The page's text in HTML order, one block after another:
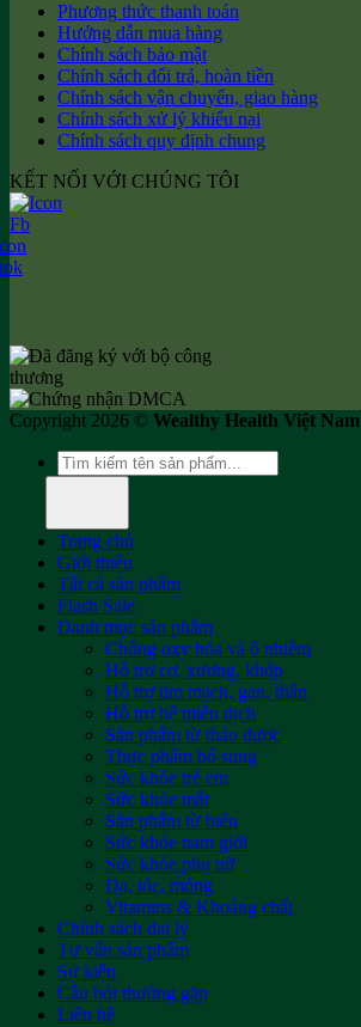
Phương thức thanh toán
Hướng dẫn mua hàng
Chính sách bảo mật
Chính sách đổi trả, hoàn tiền
Chính sách vận chuyển, giao hàng
Chính sách xử lý khiếu nại
Chính sách quy định chung
KẾT NỐI VỚI CHÚNG TÔI
Copyright 2026 © Wealthy Health Việt Nam
Tìm
kiếm:
Trang chủ
Giới thiệu
Tất cả sản phẩm
Flash Sale
Danh mục sản phẩm
Chống oxy hóa và ô nhiễm
Hỗ trợ cơ, xương, khớp
Hỗ trợ tim mạch, gan, thận
Hỗ trợ hệ miễn dịch
Sản phẩm từ thảo dược
Thực phẩm bổ sung
Sức khỏe trẻ em
Sức khỏe mắt
Sản phẩm từ biển
Sức khỏe nam giới
Sức khỏe phụ nữ
Da, tóc, móng
Vitamins & Khoáng chất
Chính sách đại lý
Tư vấn sản phẩm
Sự kiện
Câu hỏi thường gặp
Liên hệ